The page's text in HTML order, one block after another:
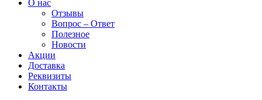
О нас
Отзывы
Вопрос – Ответ
Полезное
Новости
Акции
Доставка
Реквизиты
Контакты